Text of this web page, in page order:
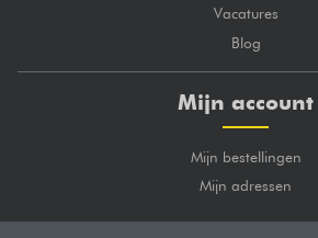
Vacatures
Blog
Mijn account
Mijn bestellingen
Mijn adressen